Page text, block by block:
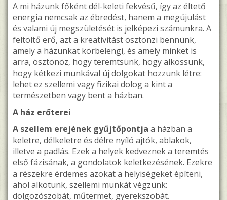
A mi házunk főként dél-keleti fekvésű, így az éltető
energia nemcsak az ébredést, hanem a megújulást
és valami új megszületését is jelképezi számunkra. A
feltöltő erő, azt a kreativitást ösztönzi bennünk,
amely a házunkat körbelengi, és amely minket is
arra, ösztönöz, hogy teremtsünk, hogy alkossunk,
hogy kétkezi munkával új dolgokat hozzunk létre:
lehet ez szellemi vagy fizikai dolog a kint a
természetben vagy bent a házban.
A ház erőterei
A szellem erejének gyűjtőpontja a házban a
keletre, délkeletre és délre nyíló ajtók, ablakok,
illetve a padlás. Ezek a helyek kedveznek a teremtés
első fázisának, a gondolatok keletkezésének. Ezekre
a részekre érdemes azokat a helyiségeket építeni,
ahol alkotunk, szellemi munkát végzünk:
dolgozószobát, műtermet, gyerekszobát.